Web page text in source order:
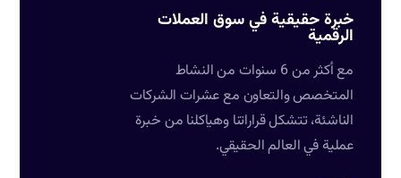
خبرة حقيقية في سوق العملات
الرقمية
مع أكثر من 6 سنوات من النشاط
المتخصص والتعاون مع عشرات الشركات
الناشئة، تتشكل قراراتنا وهياكلنا من خبرة
عملية في العالم الحقيقي.